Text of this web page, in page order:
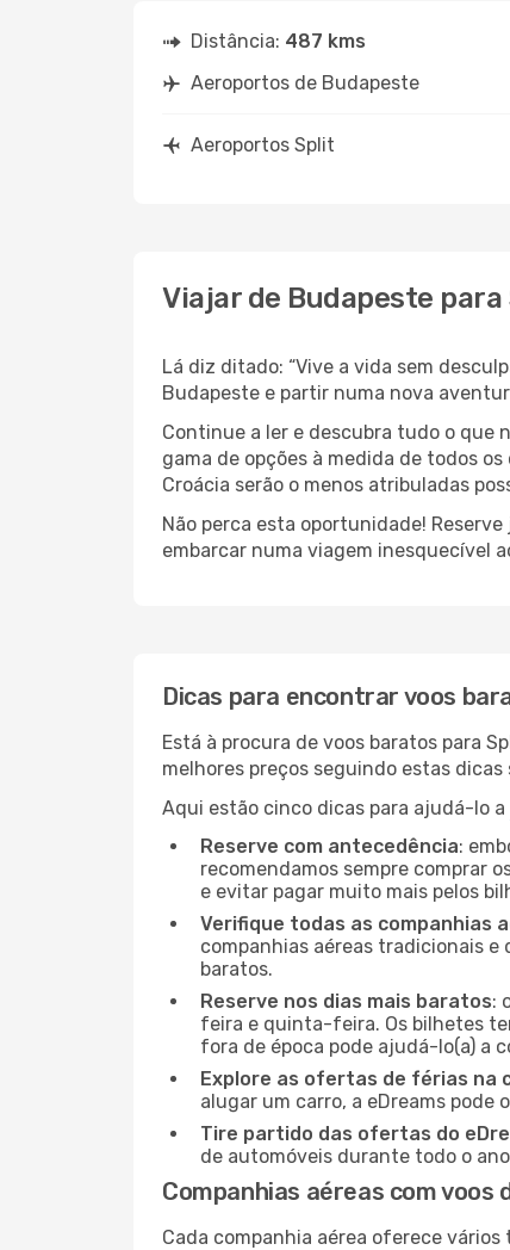
Distância: 487 kms
Aeroportos de Budapeste
Aeroportos Split
Viajar de Budapeste
Lá diz ditado: “Vive a vida sem
Budapeste e partir numa nova
Continue a ler e descubra tudo o que
gama de opções à medida de todos
Croácia serão o menos atribuladas
Não perca esta oportunidade! Reserve
embarcar numa viagem inesquecível
Dicas para encontrar voos
Está à procura de voos baratos para
melhores preços seguindo estas
Aqui estão cinco dicas para ajudá-lo a
Reserve com antecedência:
recomendamos sempre comprar
e evitar pagar muito mais pelos
Verifique todas as companhias
companhias aéreas tradicionais
baratos.
Reserve nos dias mais baratos:
feira e quinta-feira. Os bilhetes
fora de época pode ajudá-lo(a) a
Explore as ofertas de férias na
alugar um carro, a eDreams
Tire partido das ofertas do
de automóveis durante todo o
Companhias aéreas com voos
Cada companhia aérea oferece